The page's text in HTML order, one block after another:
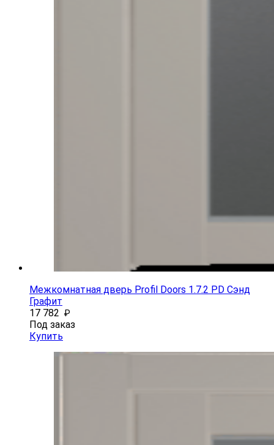
Межкомнатная дверь Profil Doors 1.7.2 PD Сэнд
Графит
17 782 ₽
Под заказ
Купить